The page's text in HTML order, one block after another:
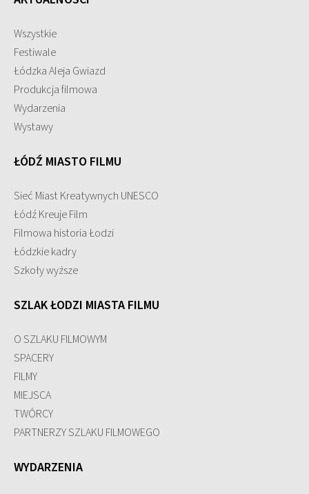
Wszystkie
Festiwale
Łódzka Aleja Gwiazd
Produkcja filmowa
Wydarzenia
Wystawy
ŁÓDŹ MIASTO FILMU
Sieć Miast Kreatywnych UNESCO
Łódź Kreuje Film
Filmowa historia Łodzi
Łódzkie kadry
Szkoły wyższe
SZLAK ŁODZI MIASTA FILMU
O SZLAKU FILMOWYM
SPACERY
FILMY
MIEJSCA
TWÓRCY
PARTNERZY SZLAKU FILMOWEGO
WYDARZENIA